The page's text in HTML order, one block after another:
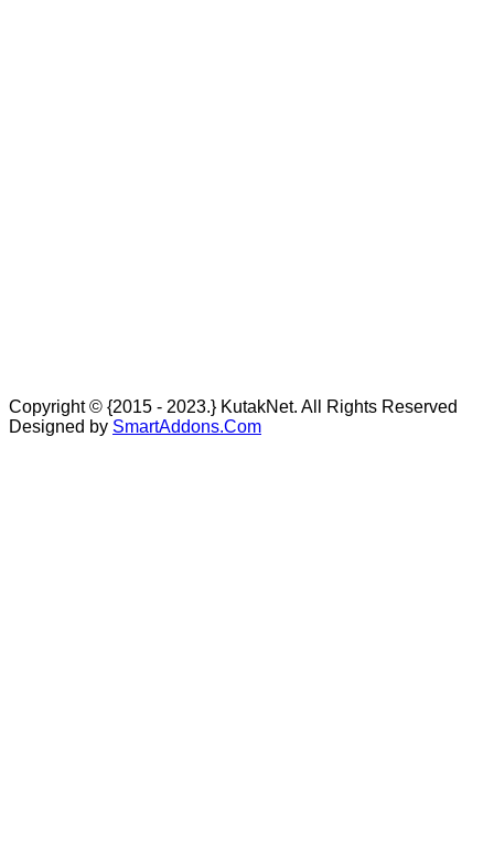
Copyright © {2015 - 2023.} KutakNet. All Rights Reserved
Designed by SmartAddons.Com